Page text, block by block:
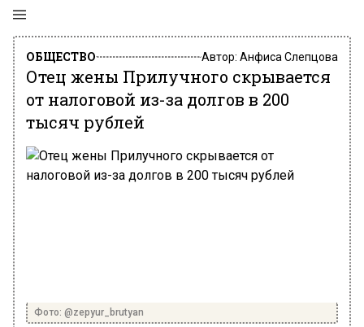
ОБЩЕСТВО Автор: Анфиса Слепцова
Отец жены Прилучного скрывается
от налоговой из-за долгов в 200
тысяч рублей
Фото: @zepyur_brutyan